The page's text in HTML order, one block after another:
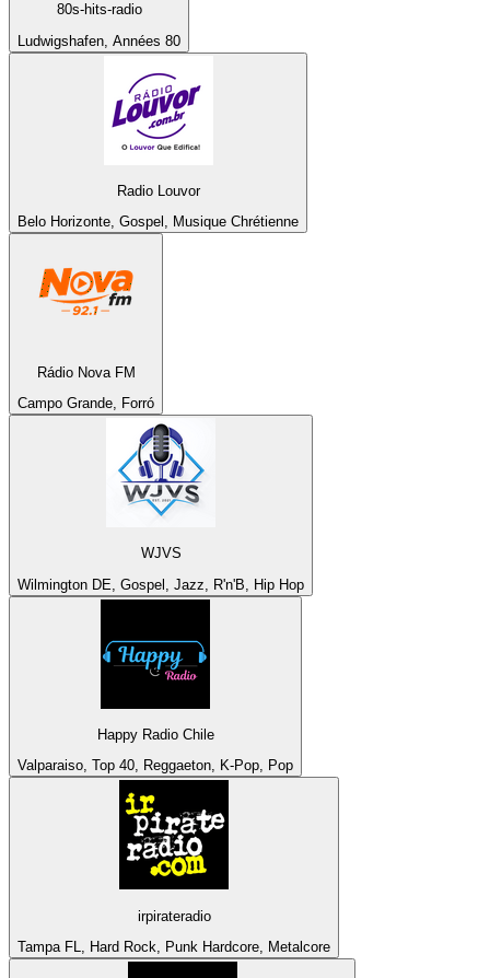
80s-hits-radio
Ludwigshafen, Années 80
Radio Louvor
Belo Horizonte, Gospel, Musique Chrétienne
Rádio Nova FM
Campo Grande, Forró
WJVS
Wilmington DE, Gospel, Jazz, R'n'B, Hip Hop
Happy Radio Chile
Valparaiso, Top 40, Reggaeton, K-Pop, Pop
irpirateradio
Tampa FL, Hard Rock, Punk Hardcore, Metalcore